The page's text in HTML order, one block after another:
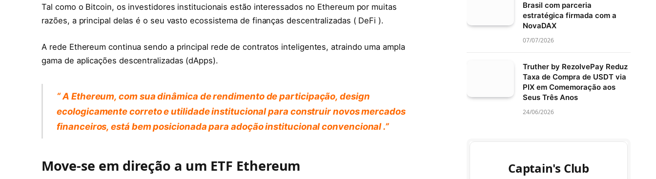
Tal como o Bitcoin, os investidores institucionais estão interessados no Ethereum por muitas
razões, a principal delas é o seu vasto ecossistema de finanças descentralizadas ( DeFi ).
A rede Ethereum continua sendo a principal rede de contratos inteligentes, atraindo uma ampla
gama de aplicações descentralizadas (dApps).
“ A Ethereum, com sua dinâmica de rendimento de participação, design
ecologicamente correto e utilidade institucional para construir novos mercados
financeiros, está bem posicionada para adoção institucional convencional .”
Move-se em direção a um ETF Ethereum
Brasil com parceria
estratégica firmada com a
NovaDAX
07/07/2026
Truther by RezolvePay Reduz
Taxa de Compra de USDT via
PIX em Comemoração aos
Seus Três Anos
24/06/2026
Captain's Club